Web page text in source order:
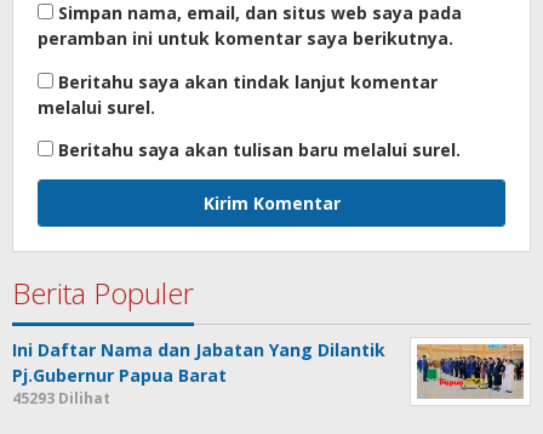
Simpan nama, email, dan situs web saya pada
peramban ini untuk komentar saya berikutnya.
Beritahu saya akan tindak lanjut komentar
melalui surel.
Beritahu saya akan tulisan baru melalui surel.
Berita Populer
Ini Daftar Nama dan Jabatan Yang Dilantik
Pj.Gubernur Papua Barat
45293 Dilihat